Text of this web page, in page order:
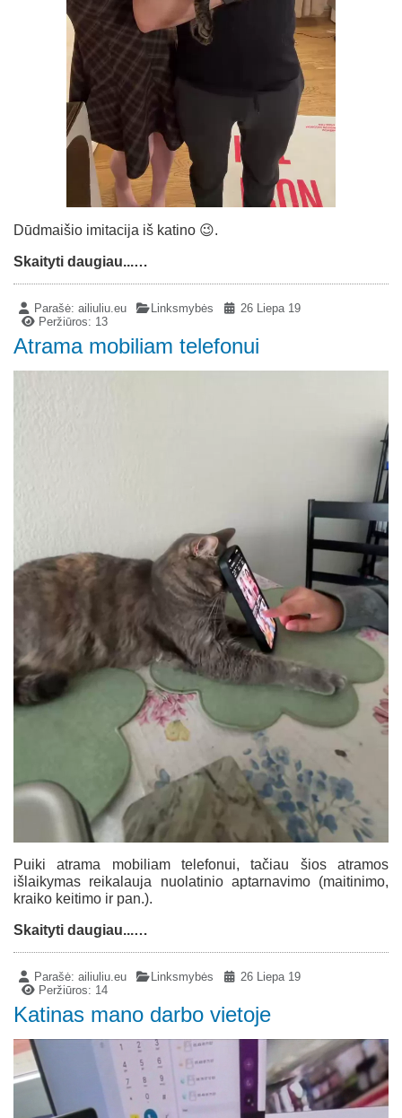
Dūdmaišio imitacija iš katino 😉.
Skaityti daugiau...…
Parašė:ailiuliu.eu Linksmybės
26 Liepa 19
Peržiūros: 13
Atrama mobiliam telefonui
Puiki atrama mobiliam telefonui, tačiau šios atramos
išlaikymas reikalauja nuolatinio aptarnavimo (maitinimo,
kraiko keitimo ir pan.).
Skaityti daugiau...…
Parašė:ailiuliu.eu Linksmybės
26 Liepa 19
Peržiūros: 14
Katinas mano darbo vietoje